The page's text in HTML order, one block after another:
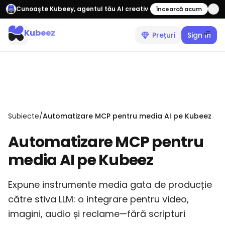
Cunoaște Kubeey, agentul tău AI creativ Încearcă acum
Prețuri Sign In
Kubeez
Subiecte/Automatizare MCP pentru media AI pe Kubeez
Automatizare MCP pentru
media AI pe Kubeez
Expune instrumente media gata de producție
către stiva LLM: o integrare pentru video,
imagini, audio și reclame—fără scripturi